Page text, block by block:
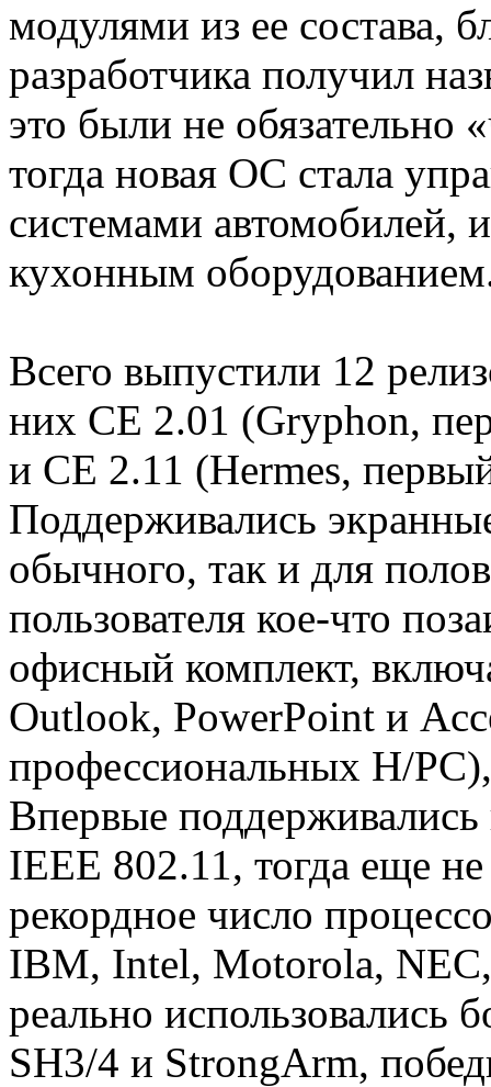
модулями из ее состава,
разработчика получил
это были не
тогда новая ОС стала
системами автомобилей,
кухонным
Всего выпустили 12
них CE 2.01 (Gryphon,
и CE 2.11 (Hermes,
Поддерживались
обычного, так и для
пользователя кое-что
офисный комплект,
Outlook, PowerPoint и
профессиональных H/
Впервые поддерживались
IEEE 802.11, тогда еще
рекордное число
IBM, Intel, Motorola,
реально использовались
SH3/4 и StrongArm,